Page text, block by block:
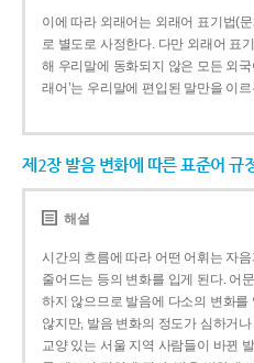
이에 따라 외래어는 외래어 표기법(
로 별도로 사정한다. 다만 외래어 표
해 우리말에 동화되지 않은 모든 외
래어’는 우리말에 편입된 말만을 이
제2장 발음 변화에 따른 표준어 규
해설
시간의 흐름에 따라 어떤 어휘는 자
줄어드는 등의 변화를 입게 된다. 어
하지 않으므로 발음에 다소의 변화
않지만, 발음 변화의 정도가 심하거
교양 있는 서울 지역 사람들이 바뀐